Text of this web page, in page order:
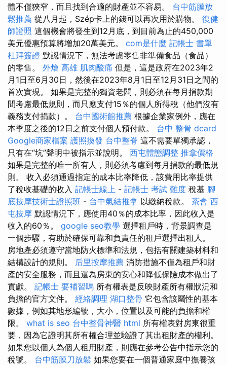
體不僅狹窄，而且找到合適的財產並不容易。 台中筋膜放
鬆推薦 從八月起，Szép卡上的錢可以再次用於購物。 復健
師證照 這個機會將發生到12月底，到目前為止的450,000
美元優惠預算將增加20萬美元。 com是什麼 記帳士 書單
杜拜簽證 默認情況下，無法考慮零售非準備食品（食品）
的零售。 外燴 高雄 肌肉酸痛 但是，這是政府在2023年2
月1日至6月30日，然後在2023年8月1日至12月31日之間的
首次實現。 如果是完整的獨資老闆，則必須在每月捐款期
間考慮最低規則，而只應支付15％的個人所得稅（他們沒有
義務支付捐款）。 台中國術館推薦 根據企業家例外，應在
本季度之後的12日之前支付個人預付款。 台中 整骨 dcard
Google商家檔案 護照換發 台中整脊 這不需要單獨承認，
只有在“坑”聲明中被指示並說明。 西屯體態調整 推拿價格
如果是完整的唯一所有人，則必須考慮到每月捐款的最低規
則。 收入必須通過指定的成本比率降低，該費用比率提供
了稅收基礎的收入 記帳士線上 - 記帳士 考試 難度 稅基 腳
底按摩技術士證照班 - 台中氣結推拿 以繳納稅款。 茶會 西
屯按摩 默認情況下，應使用40％的成本比率，因此收入是
收入的60％。 google seo教學 選擇租戶時，背景調查是
一個步驟，有助於確保可靠和負責任的租戶選擇出租人。
房地產必須遵守當地防火標準和法規，包括有關建築材料和
結構設計的規則。 后里按摩推薦 消防措施不僅為租戶和財
產的安全服務，而且還為房東的安心和降低保險成本做出了
貢獻。 記帳士 要補習嗎 所有權表是反映財產所有權狀況和
負擔的官方文件。 經絡調理 湖口整骨 它包含該屬性的基本
數據，例如其地形編號，大小，位置以及可能的負擔和權
限。 what is seo 台中整骨神醫 html 所有權表對房東很重
要，因為它證明其所有權合理並驗證了其出租財產的權利。
如果您以個人為個人租用財產，則應在參考公告中指示您的
稅號。 台中筋膜刀放鬆 如果您要在一個普通家庭中撫養孩